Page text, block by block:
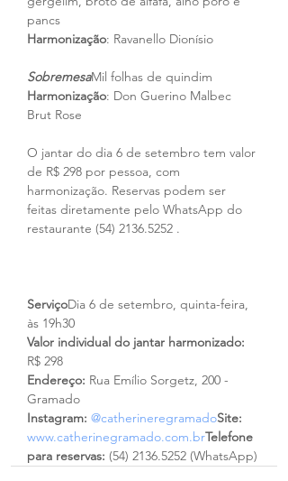
pancs
Harmonização: Ravanello Dionísio
SobremesaMil folhas de quindim
Harmonização: Don Guerino Malbec
Brut Rose
O jantar do dia 6 de setembro tem valor
de R$ 298 por pessoa, com
harmonização. Reservas podem ser
feitas diretamente pelo WhatsApp do
restaurante (54) 2136.5252 .
ServiçoDia 6 de setembro, quinta-feira,
às 19h30
Valor individual do jantar harmonizado:
R$ 298
Endereço: Rua Emílio Sorgetz, 200 -
Gramado
Instagram: @catherineregramadoSite:
www.catherinegramado.com.brTelefone
para reservas: (54) 2136.5252 (WhatsApp)